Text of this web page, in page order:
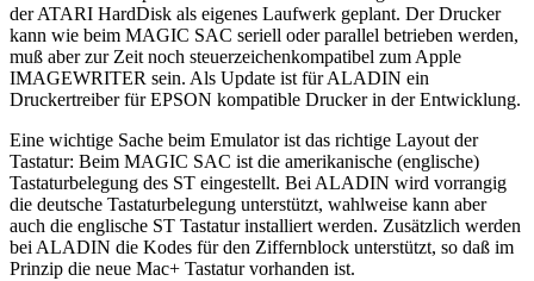
der ATARI HardDisk als eigenes Laufwerk geplant. Der Drucker
kann wie beim MAGIC SAC seriell oder parallel betrieben werden,
muß aber zur Zeit noch steuerzeichenkompatibel zum Apple
IMAGEWRITER sein. Als Update ist für ALADIN ein
Druckertreiber für EPSON kompatible Drucker in der Entwicklung.
Eine wichtige Sache beim Emulator ist das richtige Layout der
Tastatur: Beim MAGIC SAC ist die amerikanische (englische)
Tastaturbelegung des ST eingestellt. Bei ALADIN wird vorrangig
die deutsche Tastaturbelegung unterstützt, wahlweise kann aber
auch die englische ST Tastatur installiert werden. Zusätzlich werden
bei ALADIN die Kodes für den Ziffernblock unterstützt, so daß im
Prinzip die neue Mac+ Tastatur vorhanden ist.